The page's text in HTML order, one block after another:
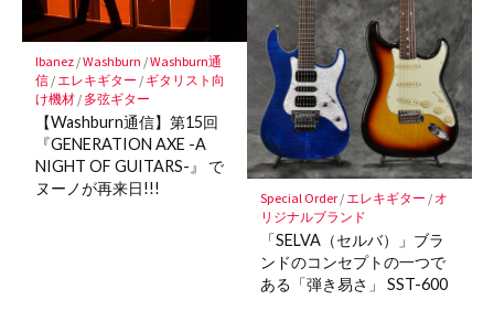
Ibanez/Washburn /Washburn通
信/ エレキギター / ギタリスト向
け機材/ 多弦ギター
【Washburn通信】第15回
『GENERATION AXE -A
NIGHT OF GUITARS-』 で
ヌーノが再来日!!!
Special Order/ エレキギター / オ
リジナルブランド
「SELVA（セルバ）」ブラ
ンドのコンセプトの一つで
ある「弾き易さ」 SST-600